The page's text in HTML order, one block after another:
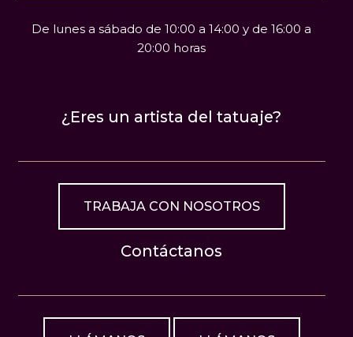
De lunes a sábado de 10:00 a 14:00 y de 16:00 a
20:00 horas
¿Eres un artista del tatuaje?
TRABAJA CON NOSOTROS
Contáctanos